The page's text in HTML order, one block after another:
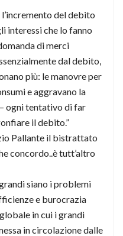
del debito
interessi che lo fanno
di merci
dal debito,
più: le manovre per
e aggravano la
ogni tentativo di far
il debito.”
Pallante il bistrattato
concordo..è tutt’altro
siano i problemi
e burocrazia
in cui i grandi
in circolazione dalle